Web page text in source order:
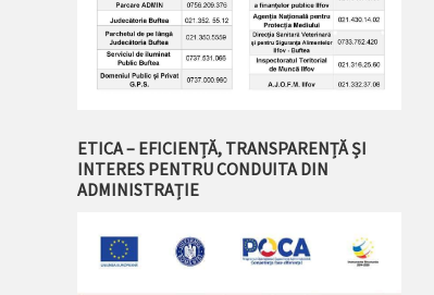
ETICA – EFICIENȚĂ, TRANSPARENȚĂ ȘI
INTERES PENTRU CONDUITA DIN
ADMINISTRAȚIE